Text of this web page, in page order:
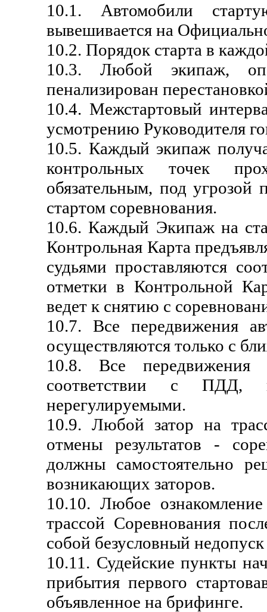
10.1. Автомобили
вывешивается на
10.2. Порядок старта в
10.3. Любой экипаж,
пенализирован
10.4. Межстартовый
усмотрению Руководителя
10.5. Каждый экипаж
контрольных точек
обязательным, под угрозой
стартом соревнования.
10.6. Каждый Экипаж на
Контрольная Карта
судьями проставляются
отметки в Контрольной
ведет к снятию с
10.7. Все передвижения
осуществляются только с
10.8. Все передвижения
соответствии с ПДД,
нерегулируемыми.
10.9. Любой затор на
отмены результатов -
должны самостоятельно
возникающих заторов.
10.10. Любое
трассой Соревнования
собой безусловный недопуск
10.11. Судейские пункты
прибытия первого
объявленное на брифинге.